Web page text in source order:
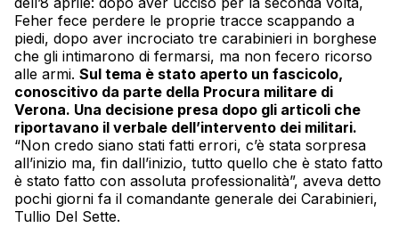
Feher fece perdere le proprie tracce scappando a
piedi, dopo aver incrociato tre carabinieri in borghese
che gli intimarono di fermarsi, ma non fecero ricorso
alle armi. Sul tema è stato aperto un fascicolo,
conoscitivo da parte della Procura militare di
Verona. Una decisione presa dopo gli articoli che
riportavano il verbale dell’intervento dei militari.
“Non credo siano stati fatti errori, c’è stata sorpresa
all’inizio ma, fin dall’inizio, tutto quello che è stato fatto
è stato fatto con assoluta professionalità”, aveva detto
pochi giorni fa il comandante generale dei Carabinieri,
Tullio Del Sette.